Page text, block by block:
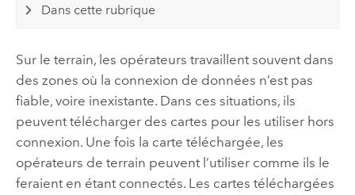
Dans cette rubrique
Sur le terrain, les opérateurs travaillent souvent dans
des zones où la connexion de données n’est pas
fiable, voire inexistante. Dans ces situations, ils
peuvent télécharger des cartes pour les utiliser hors
connexion. Une fois la carte téléchargée, les
opérateurs de terrain peuvent l’utiliser comme ils le
feraient en étant connectés. Les cartes téléchargées